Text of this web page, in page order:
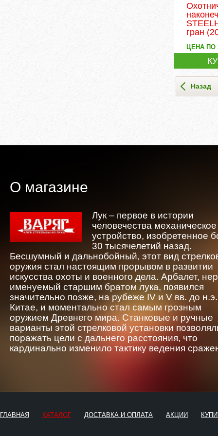
гран
ЦЕНА ПО
Назад
О магазине
Лук – первое в истории
человечества механическое
устройство, изобретенное
30 тысячелетий назад.
Бесшумный и дальнобойный, этот вид
оружия стал настоящим прорывом в развитии
искусства охоты и военного дела. Арбалет,
именуемый старшим братом лука, появился
значительно позже, на рубеже IV и V вв. до
Китае, и моментально стал самым грозным
оружием Древнего мира. Станковые и ручные
варианты этой стрелковой установки
поражать цели с дальнего расстояния, что
кардинально изменило тактику ведения
ГЛАВНАЯ КАТАЛОГ ДОСТАВКА И ОПЛАТА АКЦИИ